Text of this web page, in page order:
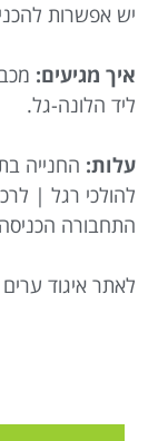
יש אפשרות
איך מגיעים:
ליד הלונה-גל.
עלות: החנייה
להולכי רגל |
התחבורה
לאתר איגוד